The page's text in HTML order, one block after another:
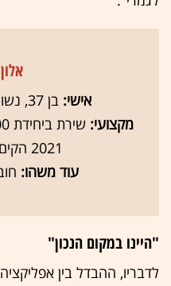
אישי: בן 37, נשוי + 1, גר בתל אביב
מקצועי:
2021 הקים את אסטריקס
עוד משהו:
"היינו במקום הנכון"
לדבריו, ההבדל בין